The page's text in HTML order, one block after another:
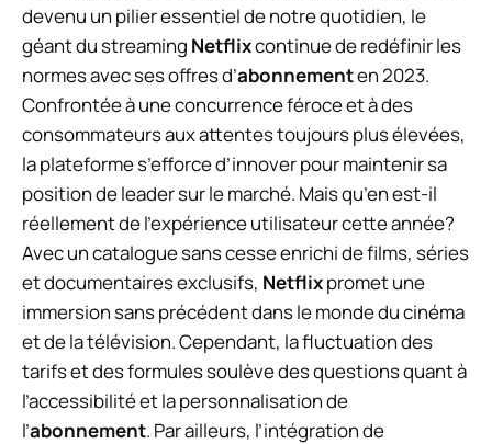
devenu un pilier essentiel de notre quotidien, le
géant du streaming Netflixcontinue de redéfinir les
normes avec ses offres d’abonnementen 2023.
Confrontée à une concurrence féroce et à des
consommateurs aux attentes toujours plus élevées,
la plateforme s’efforce d’innover pour maintenir sa
position de leader sur le marché. Mais qu’en est-il
réellement de l’expérience utilisateur cette année?
Avec un catalogue sans cesse enrichi de films, séries
et documentaires exclusifs, Netflixpromet une
immersion sans précédent dans le monde du cinéma
et de la télévision. Cependant, la fluctuation des
tarifs et des formules soulève des questions quant à
l’accessibilité et la personnalisation de
l’abonnement. Par ailleurs, l’intégration de